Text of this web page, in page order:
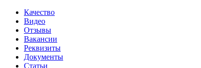
Качество
Видео
Отзывы
Вакансии
Реквизиты
Документы
Статьи